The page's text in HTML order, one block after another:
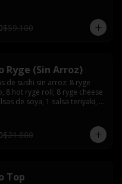
3 salsas teriyaki 5 palitos, 2
2 jengibre
$59.100
Ryge (Sin Arroz)
de sushi sin arroz: 8 ryge
8 hot ryge roll, 8 ryge cheese
de soya, 1 salsa teriyaki, 2
$21.800
Top